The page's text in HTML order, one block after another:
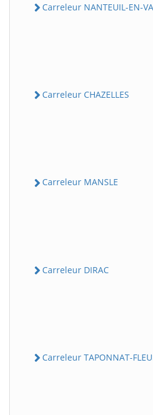
Carreleur NANTEUIL-EN-
Carreleur CHAZELLES
Carreleur MANSLE
Carreleur DIRAC
Carreleur TAPONNAT-